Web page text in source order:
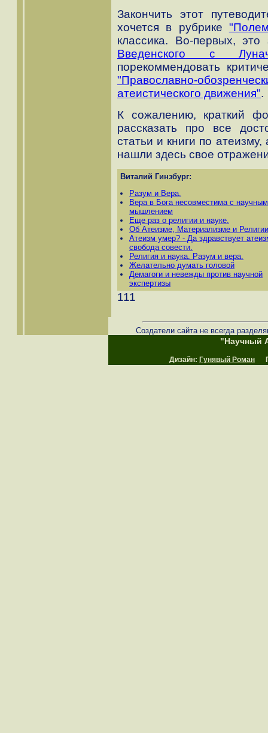
Закончить этот
хочется в рубрике
классика. Во-первых,
Введенского с
порекоммендовать
"Православно-
атеистического движения".
К сожалению, краткий
рассказать про все
статьи и книги по
нашли здесь свое
Виталий Гинзбург:
Разум и Вера.
Вера в Бога несовместима с научным
мышлением
Еще раз о религии и науке.
Об Атеизме, Материализме и
Атеизм умер? - Да здравствует
свобода совести.
Религия и наука. Разум и вера.
Желательно думать головой
Демагоги и невежды против научной
экспертизы
111
Создатели сайта не всегда
"Научный
Дизайн: Гунявый Роман